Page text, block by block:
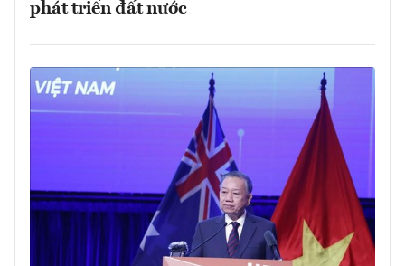
phát triển đất nước